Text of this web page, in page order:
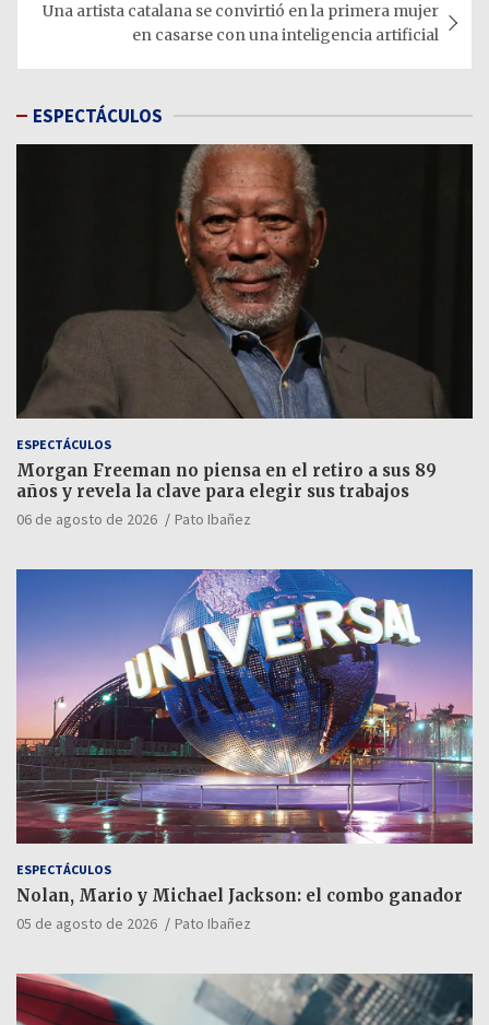
Una artista catalana se convirtió en la primera mujer
en casarse con una inteligencia artificial
ESPECTÁCULOS
ESPECTÁCULOS
Morgan Freeman no piensa en el retiro a sus 89
años y revela la clave para elegir sus trabajos
06 de agosto de 2026 Pato Ibañez
ESPECTÁCULOS
Nolan, Mario y Michael Jackson: el combo ganador
05 de agosto de 2026 Pato Ibañez